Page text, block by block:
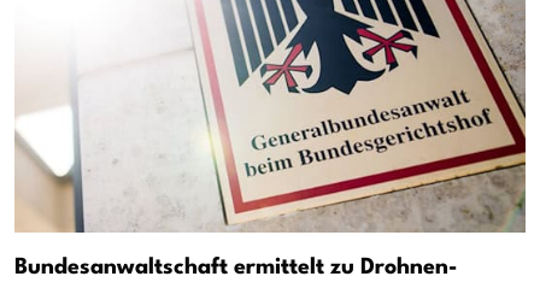
Bundesanwaltschaft ermittelt zu Drohnen-